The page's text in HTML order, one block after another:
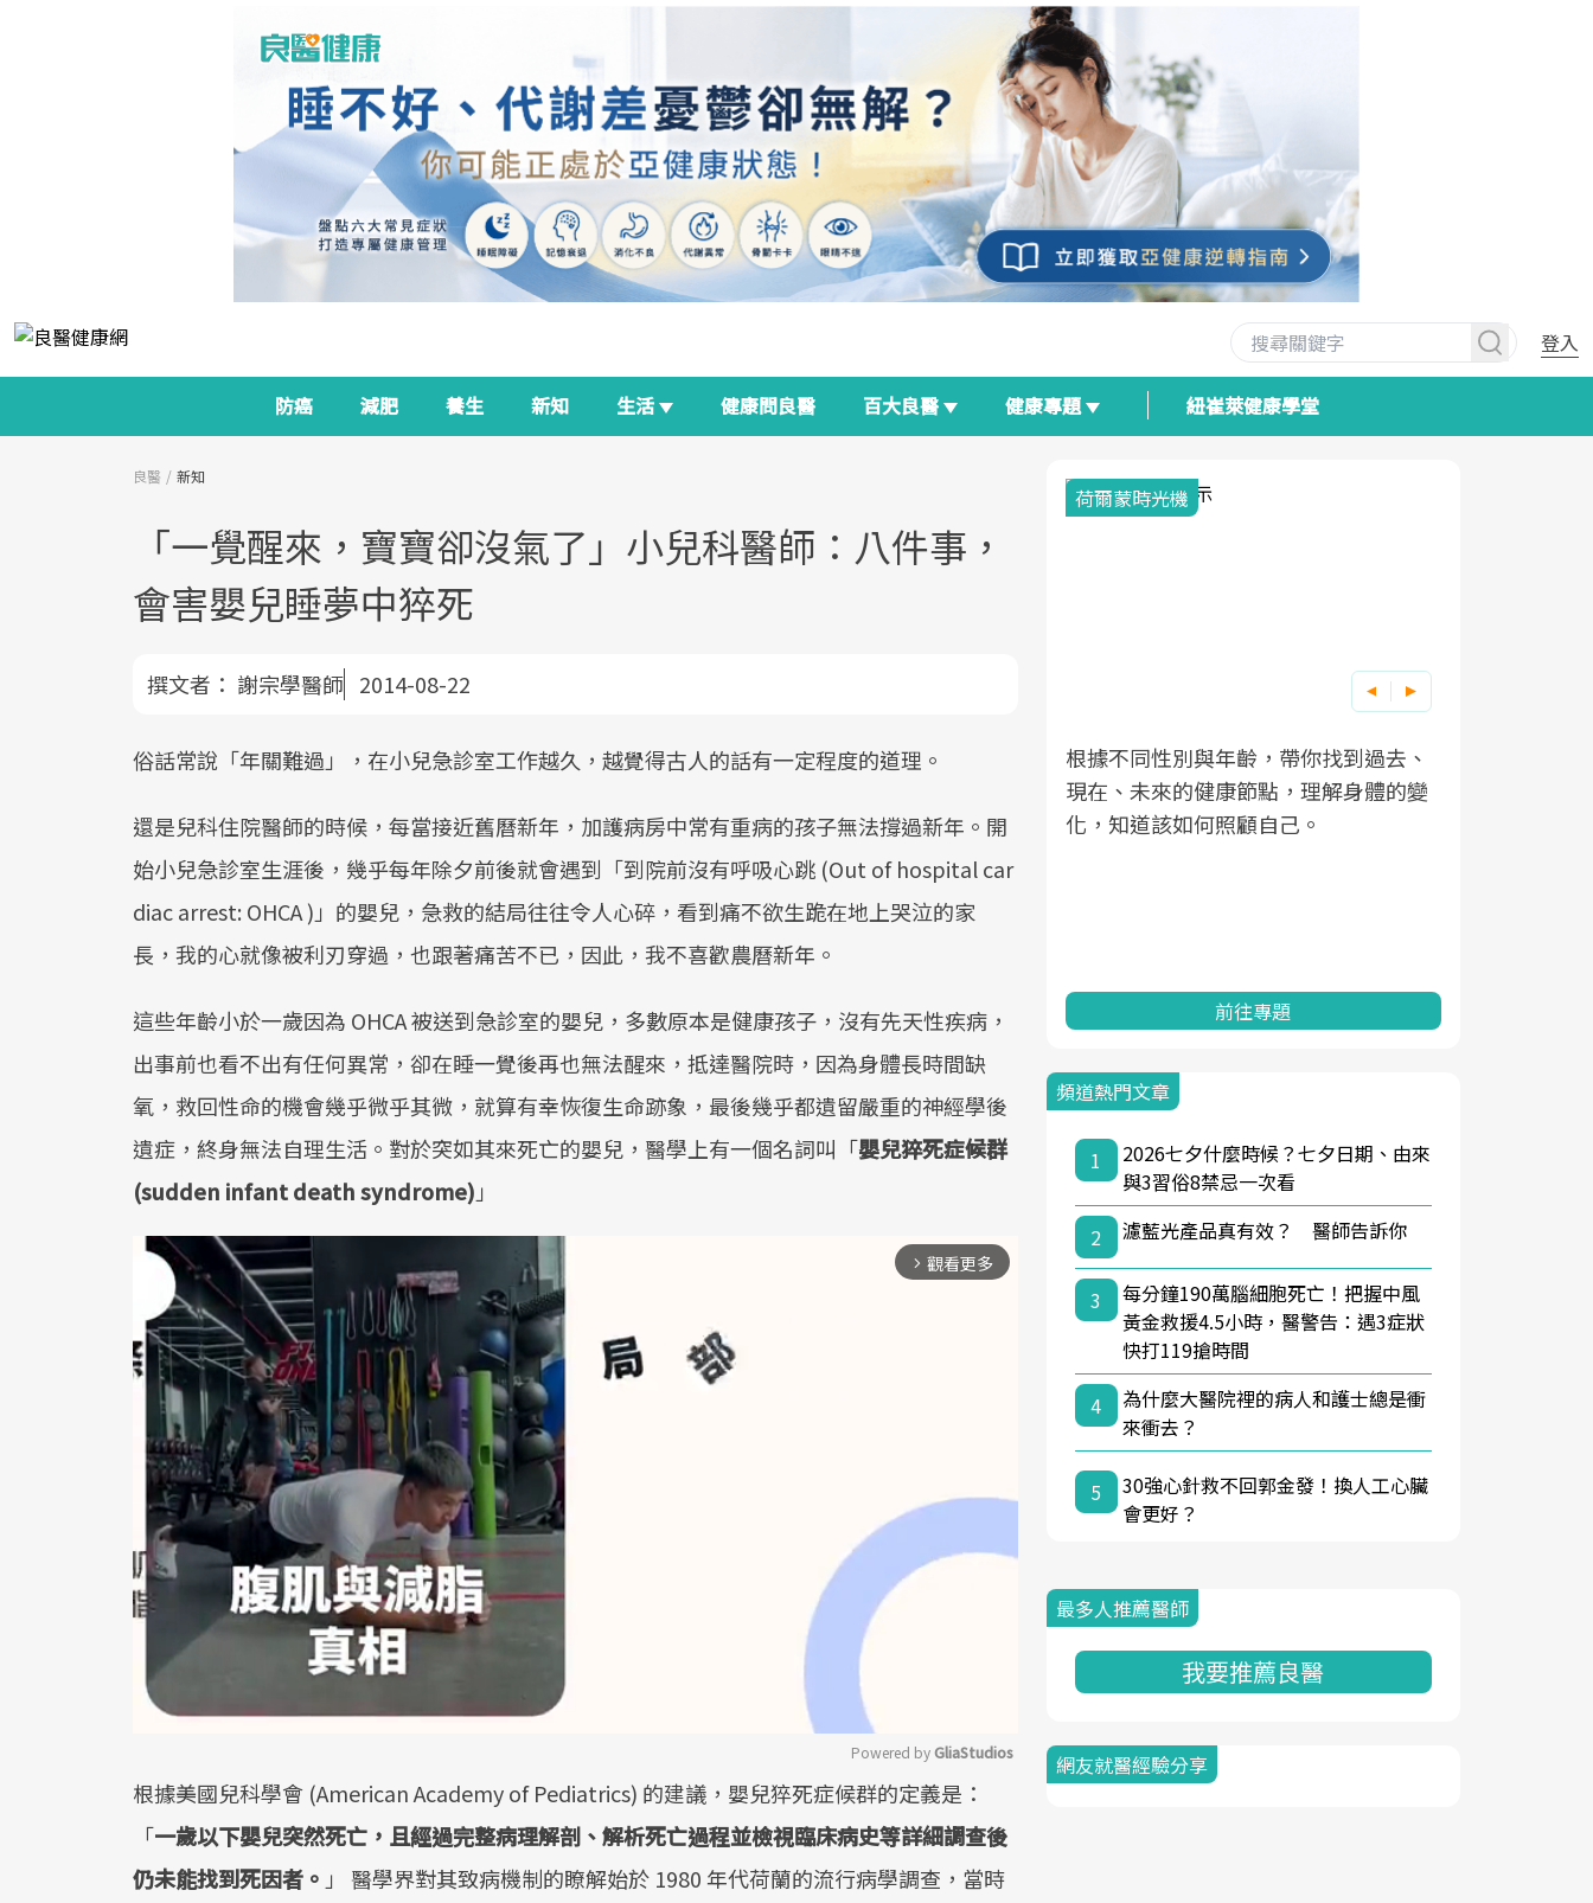
登入
防癌 減肥 養生 新知 生活 健康問良醫 百大良醫 健康專題 紐崔萊健康學堂
良醫 新知
「一覺醒來，寶寶卻沒氣了」小兒科醫師：八件事，
會害嬰兒睡夢中猝死
撰文者： 謝宗學醫師 2014-08-22
俗話常說「年關難過」，在小兒急診室工作越久，越覺得古人的話有一定程度的道理。
還是兒科住院醫師的時候，每當接近舊曆新年，加護病房中常有重病的孩子無法撐過新年。開
始小兒急診室生涯後，幾乎每年除夕前後就會遇到「到院前沒有呼吸心跳 (Out of hospital car
diac arrest: OHCA )」的嬰兒，急救的結局往往令人心碎，看到痛不欲生跪在地上哭泣的家
長，我的心就像被利刃穿過，也跟著痛苦不已，因此，我不喜歡農曆新年。
這些年齡小於一歲因為 OHCA 被送到急診室的嬰兒，多數原本是健康孩子，沒有先天性疾病，
出事前也看不出有任何異常，卻在睡一覺後再也無法醒來，抵達醫院時，因為身體長時間缺
氧，救回性命的機會幾乎微乎其微，就算有幸恢復生命跡象，最後幾乎都遺留嚴重的神經學後
遺症，終身無法自理生活。對於突如其來死亡的嬰兒，醫學上有一個名詞叫「嬰兒猝死症候群
(sudden infant death syndrome) 」
arrow_forward_ios 觀看更多
Mute
Powered by GliaStudios
根據美國兒科學會 (American Academy of Pediatrics) 的建議，嬰兒猝死症候群的定義是：
「一歲以下嬰兒突然死亡，且經過完整病理解剖、解析死亡過程並檢視臨床病史等詳細調查後
仍未能找到死因者。 」 醫學界對其致病機制的瞭解始於 1980 年代荷蘭的流行病學調查，當時
面對超高齡社會的浪潮，台灣正在快速
政策如「健康台灣推動委員會」與「長
照3.0」的推進，「預防醫學」已成全民
關注的核心議題。然而，健檢不只是醫
療院所的服務，更是民眾了解自身健康
狀況、啟動健康管理的重要起點。
前往專題
2025年，就到良醫生活祭體驗「一站式
全面啟動你的健康革命！
前往專題
良醫健康網從「換季的身體變化」出
建立對亞健康的認知，進而引導實際的
改善行動。
前往專題
荷爾蒙時光機
根據不同性別與年齡，帶你找到過去、
現在、未來的健康節點，理解身體的變
化，知道該如何照顧自己。
前往專題
頻道熱門文章
1
2026七夕什麼時候？七夕日期、由來
與3習俗8禁忌一次看
2
濾藍光產品真有效？ 醫師告訴你
3
每分鐘190萬腦細胞死亡！把握中風
黃金救援4.5小時，醫警告：遇3症狀
快打119搶時間
4
為什麼大醫院裡的病人和護士總是衝
來衝去？
5
30強心針救不回郭金發！換人工心臟
會更好？
最多人推薦醫師
我要推薦良醫
網友就醫經驗分享